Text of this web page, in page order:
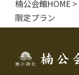
楠公会館HOME >
限定プラン